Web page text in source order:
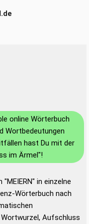
online Wörterbuch
Wortbedeutungen
hast Du mit der
im Ärmel"!
in einzelne
Wörterbuch nach
Aufschluss